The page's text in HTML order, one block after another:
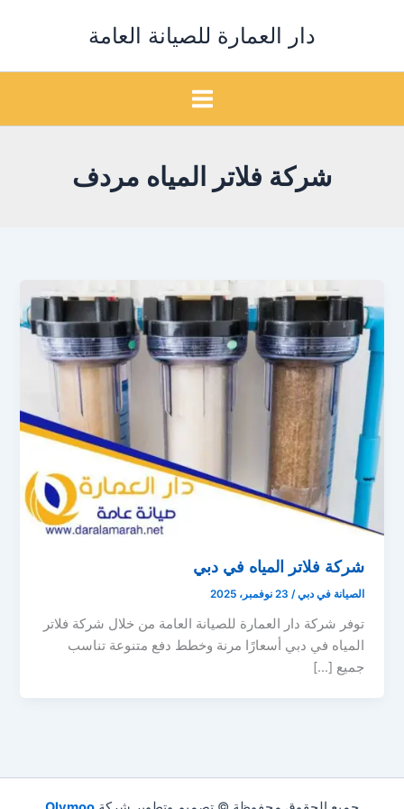
دار العمارة للصيانة العامة
شركة فلاتر المياه مردف
شركة فلاتر المياه في دبي
الصيانة في دبي/ 23 نوفمبر، 2025
توفر شركة دار العمارة للصيانة العامة من خلال شركة فلاتر
المياه في دبي أسعارًا مرنة وخطط دفع متنوعة تناسب
جميع […]